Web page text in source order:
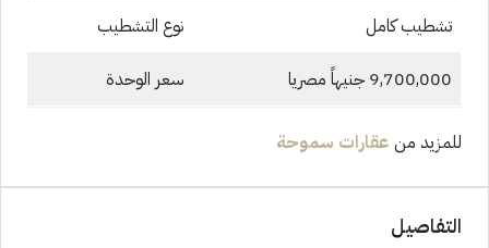
تشطيب كامل نوع التشطيب
9,700,000 جنيهاً مصريا سعر الوحدة
للمزيد من عقارات سموحة
التفاصيل